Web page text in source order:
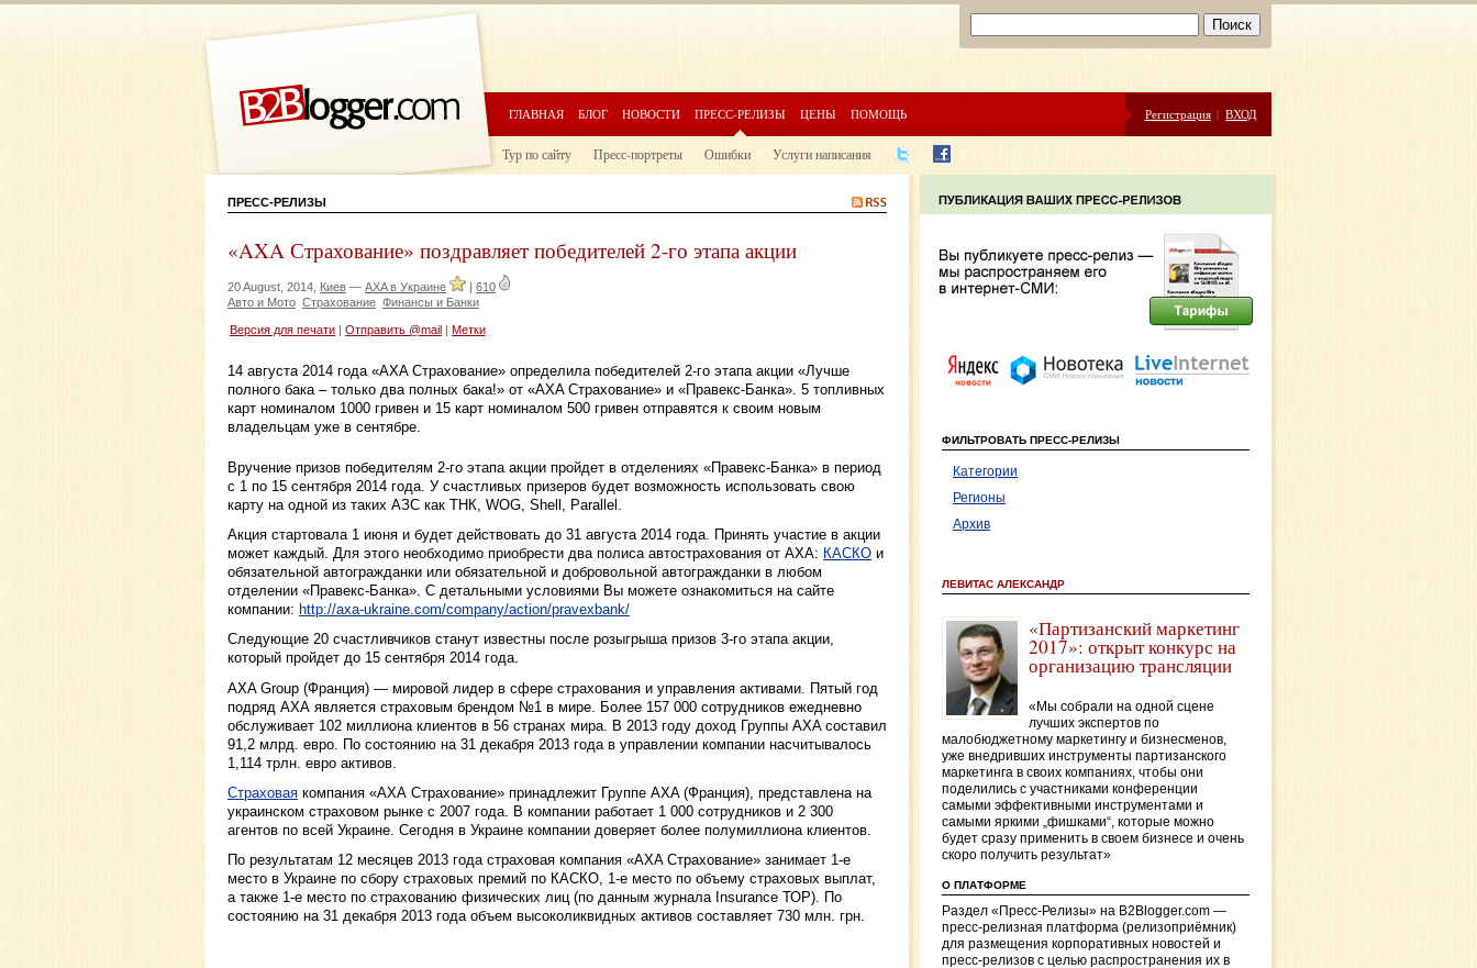
ГЛАВНАЯ БЛОГ НОВОСТИ ПРЕСС-РЕЛИЗЫ ЦЕНЫ ПОМОЩЬ Регистрация | ВХОД
Тур по сайту Пресс-портреты Ошибки Услуги написания
ПРЕСС-РЕЛИЗЫ
«AXA Страхование» поздравляет победителей 2-го этапа акции
20 August, 2014, Киев — AXA в Украине | 610
Авто и Мото Страхование Финансы и Банки
Версия для печати Отправить @mail Метки
14 августа 2014 года «AXA Страхование» определила победителей 2-го этапа акции «Лучше
полного бака – только два полных бака!» от «AXA Страхование» и «Правекс-Банка». 5 топливных
карт номиналом 1000 гривен и 15 карт номиналом 500 гривен отправятся к своим новым
владельцам уже в сентябре.
Вручение призов победителям 2-го этапа акции пройдет в отделениях «Правекс-Банка» в период
с 1 по 15 сентября 2014 года. У счастливых призеров будет возможность использовать свою
карту на одной из таких АЗС как ТНК, WOG, Shell, Parallel.
Акция стартовала 1 июня и будет действовать до 31 августа 2014 года. Принять участие в акции
может каждый. Для этого необходимо приобрести два полиса автострахования от АХА: КАСКО и
обязательной автогражданки или обязательной и добровольной автогражданки в любом
отделении «Правекс-Банка». С детальными условиями Вы можете ознакомиться на сайте
компании: http://axa-ukraine.com/company/action/pravexbank/
Следующие 20 счастливчиков станут известны после розыгрыша призов 3-го этапа акции,
который пройдет до 15 сентября 2014 года.
AXA Group (Франция) — мировой лидер в сфере страхования и управления активами. Пятый год
подряд АХА является страховым брендом №1 в мире. Более 157 000 сотрудников ежедневно
обслуживает 102 миллиона клиентов в 56 странах мира. В 2013 году доход Группы AXA составил
91,2 млрд. евро. По состоянию на 31 декабря 2013 года в управлении компании насчитывалось
1,114 трлн. евро активов.
Страховая компания «АХА Страхование» принадлежит Группе AXA (Франция), представлена на
украинском страховом рынке с 2007 года. В компании работает 1 000 сотрудников и 2 300
агентов по всей Украине. Сегодня в Украине компании доверяет более полумиллиона клиентов.
По результатам 12 месяцев 2013 года страховая компания «AXA Страхование» занимает 1-е
место в Украине по сбору страховых премий по КАСКО, 1-е место по объему страховых выплат,
а также 1-е место по страхованию физических лиц (по данным журнала Insurance ТОР). По
состоянию на 31 декабря 2013 года объем высоколиквидных активов составляет 730 млн. грн.
ФИЛЬТРОВАТЬ ПРЕСС-РЕЛИЗЫ
Категории
Регионы
Архив
ЛЕВИТАС АЛЕКСАНДР
«Партизанский маркетинг
2017»: открыт конкурс на
организацию трансляции
«Мы собрали на одной сцене
лучших экспертов по
малобюджетному маркетингу и бизнесменов,
уже внедривших инструменты партизанского
маркетинга в своих компаниях, чтобы они
поделились с участниками конференции
самыми эффективными инструментами и
самыми яркими „фишками“, которые можно
будет сразу применить в своем бизнесе и очень
скоро получить результат»
О ПЛАТФОРМЕ
Раздел «Пресс-Релизы» на B2Blogger.com —
пресс-релизная платформа (релизоприёмник)
для размещения корпоративных новостей и
пресс-релизов с целью распространения их в